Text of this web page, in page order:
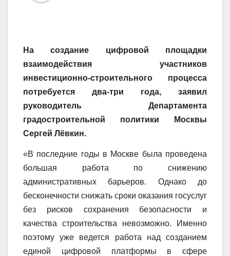
На создание цифровой площадки
взаимодействия участников
инвестиционно-строительного процесса
потребуется два-три года, заявил
руководитель Департамента
градостроительной политики Москвы
Сергей Лёвкин.
«В последние годы в Москве была проведена
большая работа по снижению
административных барьеров. Однако до
бесконечности снижать сроки оказания госуслуг
без рисков сохранения безопасности и
качества строительства невозможно. Именно
поэтому уже ведется работа над созданием
единой цифровой платформы в сфере